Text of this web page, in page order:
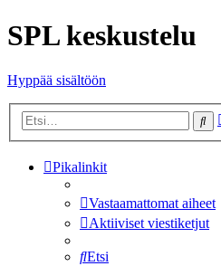
SPL keskustelu
Hyppää sisältöön
Etsi
Pikalinkit
Vastaamattomat aiheet
Aktiiviset viestiketjut
Etsi